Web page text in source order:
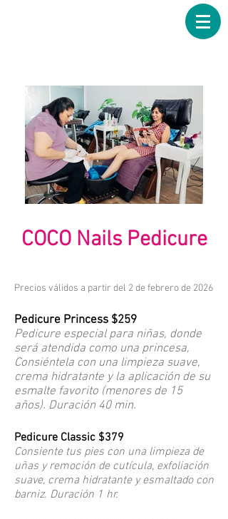
COCO Nails Pedicure
Precios válidos a partir del 2 de febrero de 2026
Pedicure Princess $259
Pedicure especial para niñas, donde
será atendida como una princesa,
Consiéntela con una limpieza suave,
crema hidratante y la aplicación de su
esmalte favorito (menores de 15
años). Duración 40 min.
Pedicure Classic $379
Consiente tus pies con una limpieza de
uñas y remoción de cutícula, exfoliación
suave, crema hidratante y esmaltado con
barniz. Duración 1 hr.